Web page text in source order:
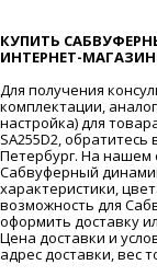
КУПИТЬ
ИНТЕРНЕТ-
Для получения
комплектации,
настройка) для
SA255D2,
Петербург. На нашем
Сабвуферный
характеристики,
возможность для
оформить доставку
Цена доставки и
адрес доставки, вес